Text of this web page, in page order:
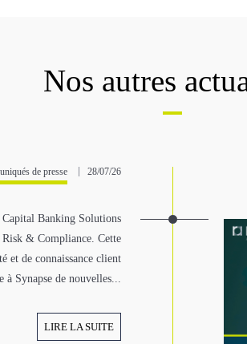
Nos autres
de presse 28/07/26
Banking Solutions
Risk & Compliance. Cette
et de connaissance client
Synapse de nouvelles...
LIRE LA SUITE